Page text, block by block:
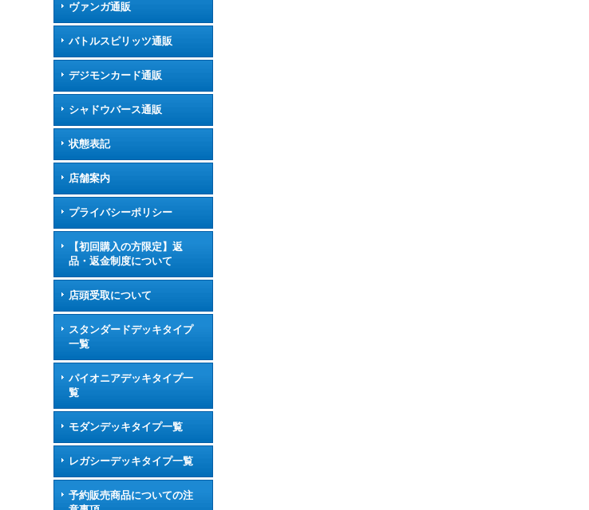
ヴァンガ通販
バトルスピリッツ通販
デジモンカード通販
シャドウバース通販
状態表記
店舗案内
プライバシーポリシー
【初回購入の方限定】返
品・返金制度について
店頭受取について
スタンダードデッキタイプ
一覧
パイオニアデッキタイプ一
覧
モダンデッキタイプ一覧
レガシーデッキタイプ一覧
予約販売商品についての注